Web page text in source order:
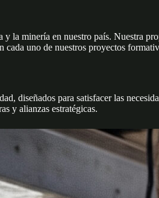
minería en nuestro país. Nuestra
uno de nuestros proyectos
diseñados para satisfacer las
y alianzas estratégicas.